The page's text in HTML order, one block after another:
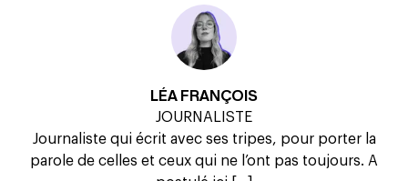
LÉA FRANÇOIS
JOURNALISTE
Journaliste qui écrit avec ses tripes, pour porter la
parole de celles et ceux qui ne l’ont pas toujours. A